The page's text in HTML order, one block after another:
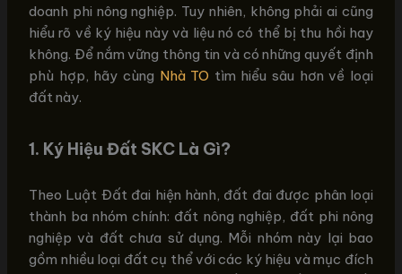
doanh phi nông nghiệp. Tuy nhiên, không phải ai cũng
hiểu rõ về ký hiệu này và liệu nó có thể bị thu hồi hay
không. Để nắm vững thông tin và có những quyết định
phù hợp, hãy cùng Nhà TO tìm hiểu sâu hơn về loại
đất này.
1. Ký Hiệu Đất SKC Là Gì?
Theo Luật Đất đai hiện hành, đất đai được phân loại
thành ba nhóm chính: đất nông nghiệp, đất phi nông
nghiệp và đất chưa sử dụng. Mỗi nhóm này lại bao
gồm nhiều loại đất cụ thể với các ký hiệu và mục đích